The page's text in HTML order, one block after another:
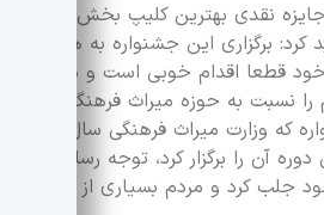
نقدی بهترین کلیپ بخش فضای
برگزاری این جشنواره به همین
قطعا اقدام خوبی است و می
را نسبت به حوزه میراث فرهنگی جلب
که وزارت میراث فرهنگی سال
آن را برگزار کرد، توجه رسانه‌ها و
جلب کرد و مردم بسیاری از آن